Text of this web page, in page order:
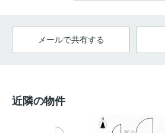
メールで共有する
近隣の物件